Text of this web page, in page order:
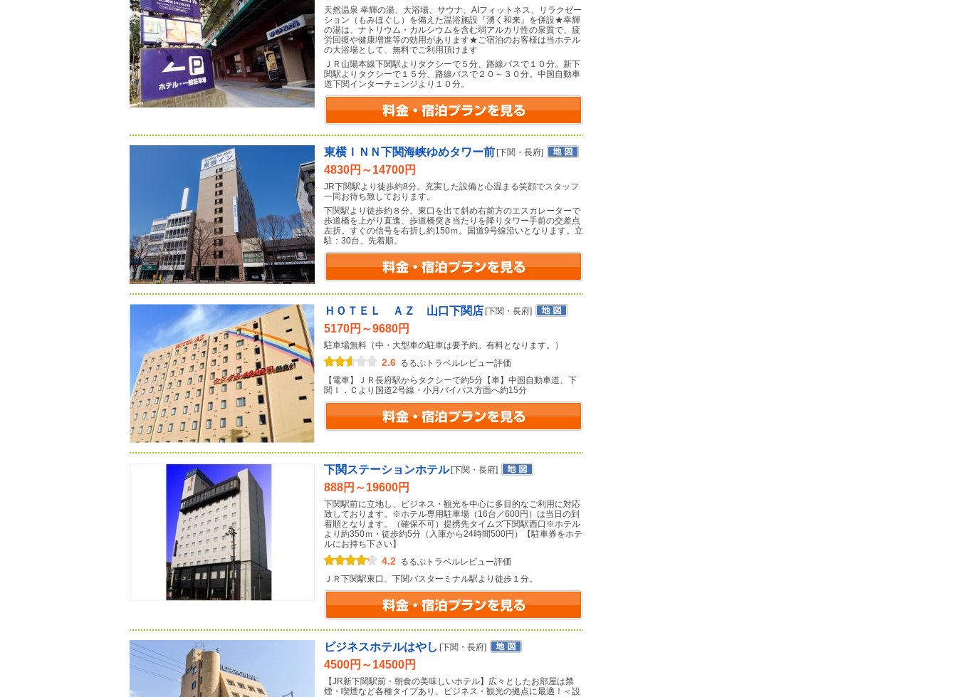
天然温泉 幸輝の湯、大浴場、サウナ、AIフィットネス、リラクゼー
ション（もみほぐし）を備えた温浴施設『湧く和来』を併設★幸輝
の湯は、ナトリウム・カルシウムを含む弱アルカリ性の泉質で、疲
労回復や健康増進等の効用があります★ご宿泊のお客様は当ホテル
の大浴場として、無料でご利用頂けます
ＪＲ山陽本線下関駅よりタクシーで５分、路線バスで１０分。新下
関駅よりタクシーで１５分、路線バスで２０～３０分。中国自動車
道下関インターチェンジより１０分。
東横ＩＮＮ下関海峡ゆめタワー前 [下関・長府]
4830円～14700円
JR下関駅より徒歩約8分。充実した設備と心温まる笑顔でスタッフ
一同お待ち致しております。
下関駅より徒歩約８分。東口を出て斜め右前方のエスカレーターで
歩道橋を上がり直進、歩道橋突き当たりを降りタワー手前の交差点
左折。すぐの信号を右折し約150ｍ。国道9号線沿いとなります。立
駐：30台、先着順。
ＨＯＴＥＬ ＡＺ 山口下関店 [下関・長府]
5170円～9680円
駐車場無料（中・大型車の駐車は要予約。有料となります。）
2.6 るるぶトラベルレビュー評価
【電車】ＪＲ長府駅からタクシーで約5分【車】中国自動車道、下
関Ｉ．Ｃより国道2号線・小月バイパス方面へ約15分
下関ステーションホテル [下関・長府]
888円～19600円
下関駅前に立地し、ビジネス・観光を中心に多目的なご利用に対応
致しております。※ホテル専用駐車場（16台／600円）は当日の到
着順となります。（確保不可）提携先タイムズ下関駅西口※ホテル
より約350ｍ・徒歩約5分（入庫から24時間500円）【駐車券をホテ
ルにお持ち下さい】
4.2 るるぶトラベルレビュー評価
ＪＲ下関駅東口、下関バスターミナル駅より徒歩１分。
ビジネスホテルはやし [下関・長府]
4500円～14500円
【JR新下関駅前・朝食の美味しいホテル】広々としたお部屋は禁
煙・喫煙など各種タイプあり、ビジネス・観光の拠点に最適！＜設